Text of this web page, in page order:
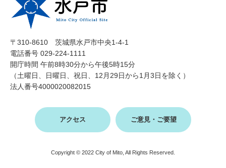
〒310-8610 茨城県水戸市中央1-4-1
電話番号 029-224-1111
開庁時間 午前8時30分から午後5時15分
（土曜日、日曜日、祝日、12月29日から1月3日を除く）
法人番号4000020082015
アクセス ご意見・ご要望
Copyright © 2022 City of Mito, All Rights Reserved.